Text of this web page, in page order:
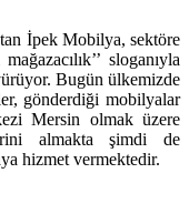
İpek Mobilya, sektöre
sloganıyla
Bugün ülkemizde
gönderdiği mobilyalar
Mersin olmak üzere
almakta şimdi de
hizmet vermektedir.